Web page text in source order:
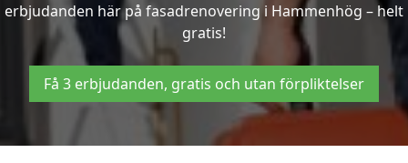
erbjudanden här på fasadrenovering i Hammenhög – helt
gratis!
Få 3 erbjudanden, gratis och utan förpliktelser